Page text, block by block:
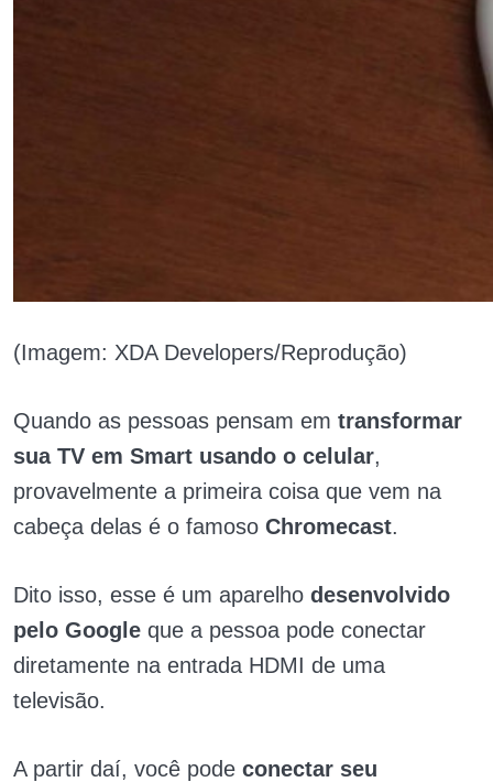
(Imagem: XDA Developers/Reprodução)
Quando as pessoas pensam em transformar
sua TV em Smart usando o celular,
provavelmente a primeira coisa que vem na
cabeça delas é o famoso Chromecast.
Dito isso, esse é um aparelho desenvolvido
pelo Google que a pessoa pode conectar
diretamente na entrada HDMI de uma
televisão.
A partir daí, você pode conectar seu